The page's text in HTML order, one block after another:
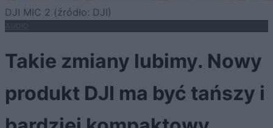
DJI MIC 2 (źródło: DJI)
Takie zmiany lubimy. Nowy
produkt DJI ma być tańszy i